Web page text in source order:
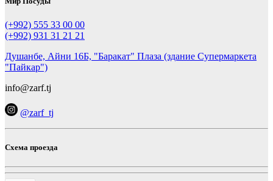
(+992) 555 33 00 00
(+992) 931 31 21 21
Душанбе, Айни 16Б, "Баракат" Плаза (здание Супермаркета
"Пайкар")
info@zarf.tj
@zarf_tj
Схема проезда